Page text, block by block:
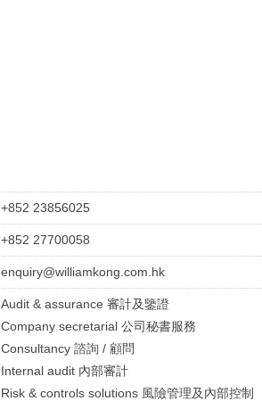
+852 23856025
+852 27700058
enquiry@williamkong.com.hk
Audit & assurance 審計及鑒證
Company secretarial 公司秘書服務
Consultancy 諮詢 / 顧問
Internal audit 內部審計
Risk & controls solutions 風險管理及內部控制